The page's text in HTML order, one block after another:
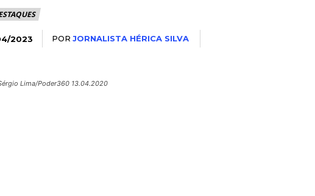
2023 POR JORNALISTA HÉRICA SILVA
Lima/Poder360 13.04.2020